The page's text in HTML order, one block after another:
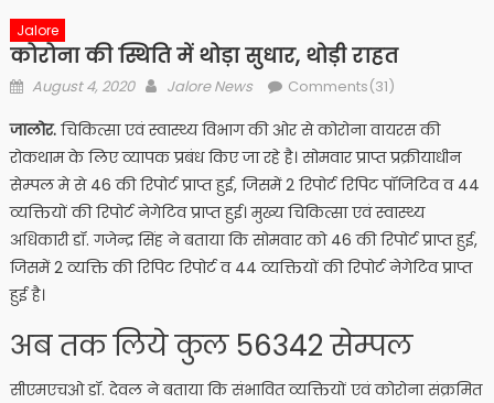
Jalore
कोरोना की स्थिति में थोड़ा सुधार, थोड़ी राहत
Posted
August 4, 2020 Author
Jalore News Comments(31)
जालोर.चिकित्सा एवं स्वास्थ्य विभाग की ओर से कोरोना वायरस की
रोकथाम के लिए व्यापक प्रबंध किए जा रहे है। सोमवार प्राप्त प्रक्रीयाधीन
सेम्पल मे से 46 की रिपोर्ट प्राप्त हुई, जिसमें 2 रिपोर्ट रिपिट पॉजिटिव व 44
व्यक्तियों की रिपोर्ट नेगेटिव प्राप्त हुई। मुख्य चिकित्सा एवं स्वास्थ्य
अधिकारी डॉ. गजेन्द्र सिंह ने बताया कि सोमवार को 46 की रिपोर्ट प्राप्त हुई,
जिसमें 2 व्यक्ति की रिपिट रिपोर्ट व 44 व्यक्तियों की रिपोर्ट नेगेटिव प्राप्त
हुई है।
अब तक लिये कुल 56342 सेम्पल
सीएमएचओ डॉ. देवल ने बताया कि संभावित व्यक्तियों एवं कोरोना संक्रमित